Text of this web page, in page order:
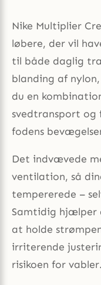
Nike Multiplier
løbere, der vil
til både daglig
blanding af
du en
svedtransport og
fodens
Det indvævede
ventilation, så
tempererede –
Samtidig hjælper
at holde
irriterende
risikoen for vabler.